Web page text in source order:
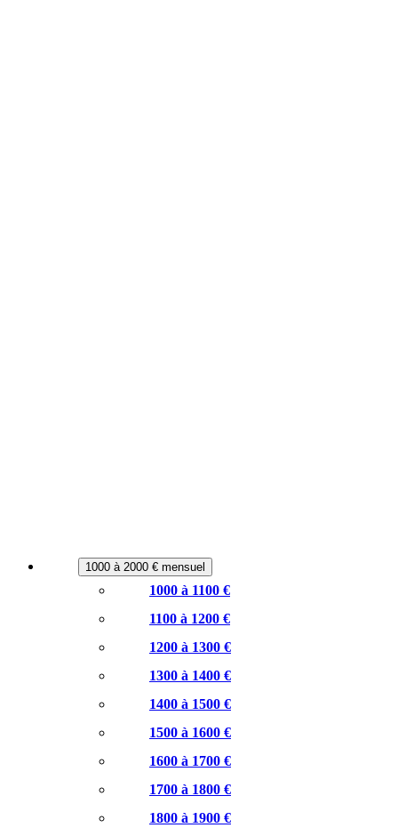
1000 à 2000 € mensuel
1000 à 1100 €
1100 à 1200 €
1200 à 1300 €
1300 à 1400 €
1400 à 1500 €
1500 à 1600 €
1600 à 1700 €
1700 à 1800 €
1800 à 1900 €